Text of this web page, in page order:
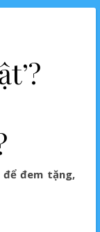
đem tặng,